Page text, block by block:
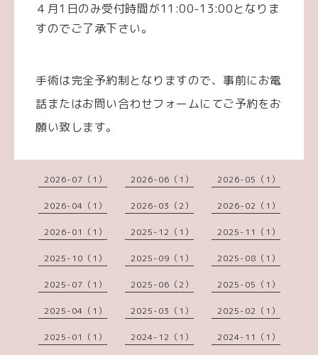
４月1日のみ受付時間が11:00-13:00となりま
すのでご了承下さい。
手術は完全予約制となりますので、事前にお電
話またはお問い合わせフォームにてご予約をお
願い致します。
2026-07（1） 2026-06（1） 2026-05（1）
2026-04（1） 2026-03（2） 2026-02（1）
2026-01（1） 2025-12（1） 2025-11（1）
2025-10（1） 2025-09（1） 2025-08（1）
2025-07（1） 2025-06（2） 2025-05（1）
2025-04（1） 2025-03（1） 2025-02（1）
2025-01（1） 2024-12（1） 2024-11（1）